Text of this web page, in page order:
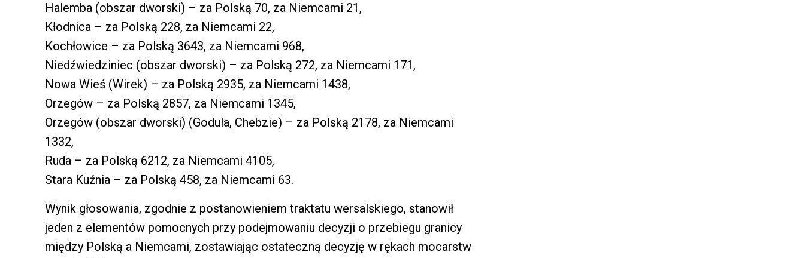
Halemba (obszar dworski) – za Polską 70, za Niemcami 21,
Kłodnica – za Polską 228, za Niemcami 22,
Kochłowice – za Polską 3643, za Niemcami 968,
Niedźwiedziniec (obszar dworski) – za Polską 272, za Niemcami 171,
Nowa Wieś (Wirek) – za Polską 2935, za Niemcami 1438,
Orzegów – za Polską 2857, za Niemcami 1345,
Orzegów (obszar dworski) (Godula, Chebzie) – za Polską 2178, za Niemcami
1332,
Ruda – za Polską 6212, za Niemcami 4105,
Stara Kuźnia – za Polską 458, za Niemcami 63.
Wynik głosowania, zgodnie z postanowieniem traktatu wersalskiego, stanowił
jeden z elementów pomocnych przy podejmowaniu decyzji o przebiegu granicy
między Polską a Niemcami, zostawiając ostateczną decyzję w rękach mocarstw